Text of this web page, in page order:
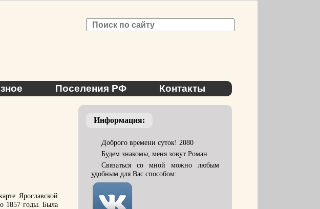
Поселения РФ Контакты
Ярославской
1857 годы. Была
Информация:
Доброго времени суток! 2080
Будем знакомы, меня зовут Роман.
Связаться со мной можно любым
удобным для Вас способом: